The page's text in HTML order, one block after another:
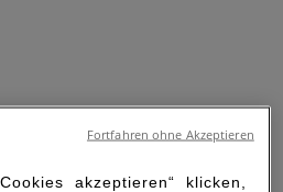
akzeptieren“ klicken,
Fortfahren ohne Akzeptieren